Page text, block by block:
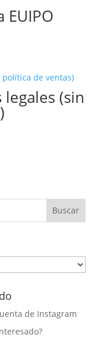
EUIPO
(sin
de Instagram